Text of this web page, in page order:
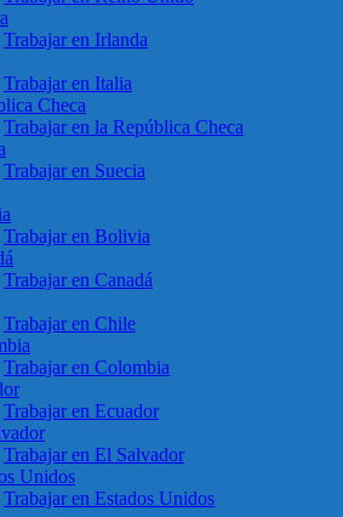
Trabajar en Irlanda
Trabajar en Italia
Checa
Trabajar en la República Checa
Trabajar en Suecia
Trabajar en Bolivia
Trabajar en Canadá
Trabajar en Chile
Trabajar en Colombia
Trabajar en Ecuador
Trabajar en El Salvador
Unidos
Trabajar en Estados Unidos